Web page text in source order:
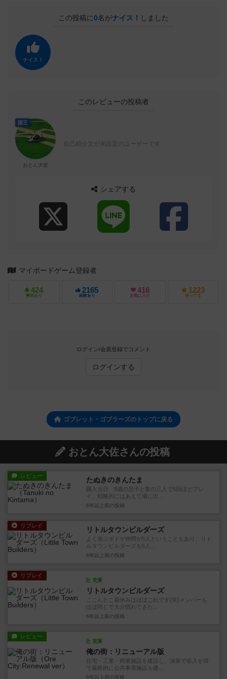
この投稿に0名がナイス！ しました
ナイス！
このレビューの投稿者
国王
おとん大佐
自己紹介文が未設定のユーザーです
シェアする
マイボードゲーム登録者
424
興味あり
2165
経験あり
416
お気に入り
1223
持ってる
ログイン/会員登録でコメント
ログインする
ゴブレット・ゴブラーズのトップに戻る
おとん大佐さんの投稿
レビュー たぬきのきんたま
購入当日、8歳の息子と妻の三人で5回ほどプレ
イ。戦略的にはあえて場に出...
6年以上前 の投稿
リプレイ リトルタウンビルダーズ
よく遊ぶボドゲ仲間が5人ということもあり、リト
ルタウンビルダーズを5人...
6年以上前 の投稿
リプレイ
充実
リトルタウンビルダーズ
ここんとこ昼休みはほぼこれです(笑)メンバーも
ほぼ同じで大分慣れてきた...
6年以上前 の投稿
レビュー
充実
俺の街：リニューアル版
住宅・工業・商業施設を建設し、決算で収入を得
て最終的に公共事業施設を建...
6年以上前 の投稿